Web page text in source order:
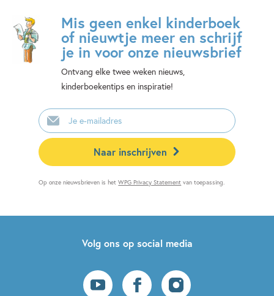
Mis geen enkel kinderboek
of nieuwtje meer en schrijf
je in voor onze nieuwsbrief
Ontvang elke twee weken nieuws,
kinderboekentips en inspiratie!
E-
mailadres
Naar inschrijven
Op onze nieuwsbrieven is hetWPG Privacy Statement van toepassing.
Volg ons op social media